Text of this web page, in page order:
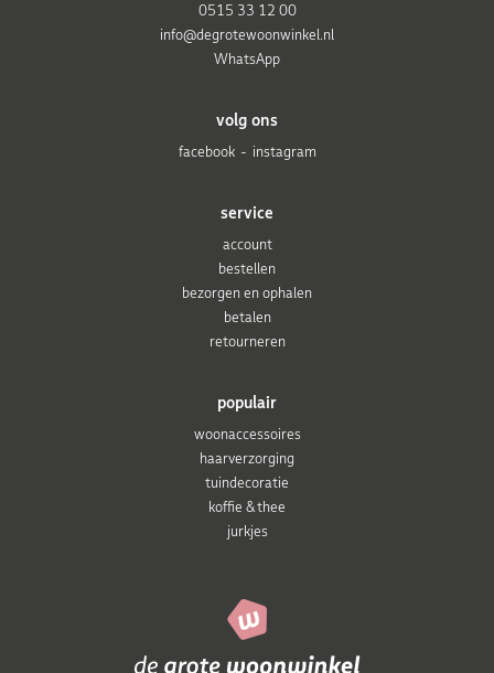
populair
woonaccessoires
haarverzorging
tuindecoratie
koffie & thee
jurkjes
service
account
bestellen
bezorgen en ophalen
betalen
retourneren
volg ons
facebook
instagram
0515 33 12 00
info@degrotewoonwinkel.nl
WhatsApp